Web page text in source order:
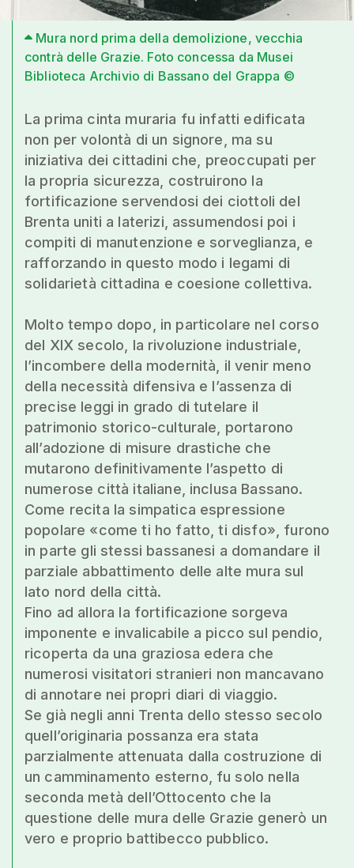
Mura nord prima della demolizione, vecchia
contrà delle Grazie. Foto concessa da Musei
Biblioteca Archivio di Bassano del Grappa ©
La prima cinta muraria fu infatti edificata
non per volontà di un signore, ma su
iniziativa dei cittadini che, preoccupati per
la propria sicurezza, costruirono la
fortificazione servendosi dei ciottoli del
Brenta uniti a laterizi, assumendosi poi i
compiti di manutenzione e sorveglianza, e
rafforzando in questo modo i legami di
solidarietà cittadina e coesione collettiva.
Molto tempo dopo, in particolare nel corso
del XIX secolo, la rivoluzione industriale,
l’incombere della modernità, il venir meno
della necessità difensiva e l’assenza di
precise leggi in grado di tutelare il
patrimonio storico-culturale, portarono
all’adozione di misure drastiche che
mutarono definitivamente l’aspetto di
numerose città italiane, inclusa Bassano.
Come recita la simpatica espressione
popolare «come ti ho fatto, ti disfo», furono
in parte gli stessi bassanesi a domandare il
parziale abbattimento delle alte mura sul
lato nord della città.
Fino ad allora la fortificazione sorgeva
imponente e invalicabile a picco sul pendio,
ricoperta da una graziosa edera che
numerosi visitatori stranieri non mancavano
di annotare nei propri diari di viaggio.
Se già negli anni Trenta dello stesso secolo
quell’originaria possanza era stata
parzialmente attenuata dalla costruzione di
un camminamento esterno, fu solo nella
seconda metà dell’Ottocento che la
questione delle mura delle Grazie generò un
vero e proprio battibecco pubblico.